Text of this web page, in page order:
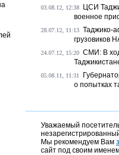
03.08.12, 12:38
ЦСИ
военное
28.07.12, 11:13 Таджико-
грузовиков
24.07.12, 15:20 СМИ: В
05.08.11, 11:31
о попытках
Уважаемый
Мы рекомендуем Вам
сайт под своим